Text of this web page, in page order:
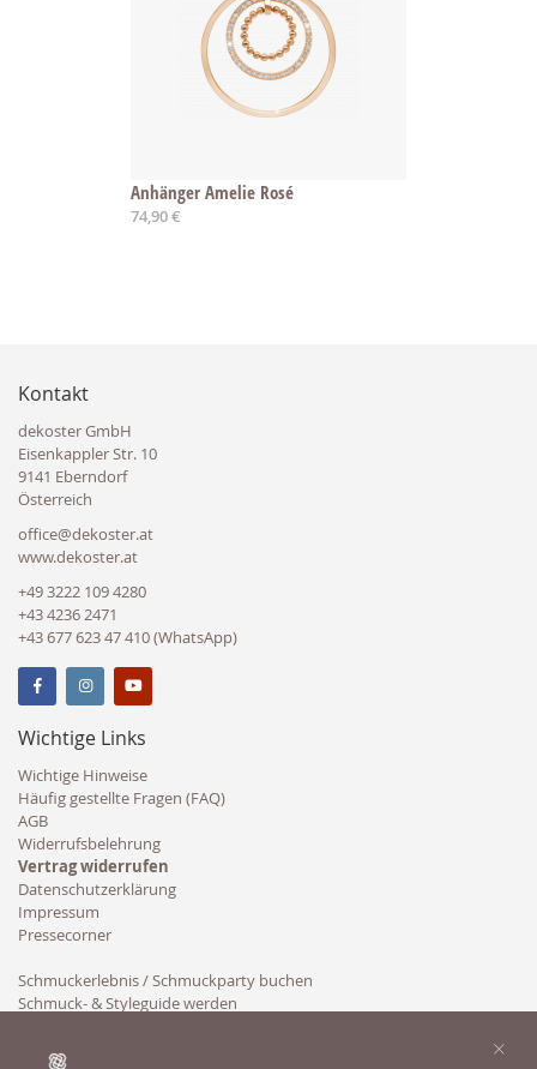
Anhänger Amelie Rosé
74,90 €
Kontakt
dekoster GmbH
Eisenkappler Str. 10
9141 Eberndorf
Österreich
office@dekoster.at
www.dekoster.at
+49 3222 109 4280
+43 4236 2471
+43 677 623 47 410 (WhatsApp)
Wichtige Links
Wichtige Hinweise
Häufig gestellte Fragen (FAQ)
AGB
Widerrufsbelehrung
Vertrag widerrufen
Datenschutzerklärung
Impressum
Pressecorner
Schmuckerlebnis / Schmuckparty buchen
Schmuck- & Styleguide werden
×